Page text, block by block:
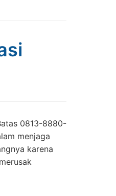
0813-8880-
menjaga
karena